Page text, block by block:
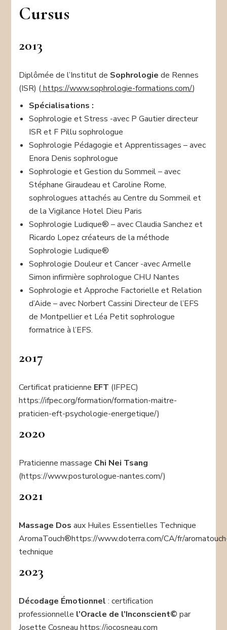
Cursus
2013
Diplômée de l’Institut de Sophrologie de Rennes
(ISR) (https://www.sophrologie-formations.com/)
Spécialisations :
Sophrologie et Stress -avec P Gautier directeur
ISR et F Pillu sophrologue
Sophrologie Pédagogie et Apprentissages – avec
Enora Denis sophrologue
Sophrologie et Gestion du Sommeil – avec
Stéphane Giraudeau et Caroline Rome,
sophrologues attachés au Centre du Sommeil et
de la Vigilance Hotel Dieu Paris
Sophrologie Ludique® – avec Claudia Sanchez et
Ricardo Lopez créateurs de la méthode
Sophrologie Ludique®
Sophrologie Douleur et Cancer -avec Armelle
Simon infirmière sophrologue CHU Nantes
Sophrologie et Approche Factorielle et Relation
d’Aide – avec Norbert Cassini Directeur de l’EFS
de Montpellier et Léa Petit sophrologue
formatrice à l’EFS.
2017
Certificat praticienne EFT (IFPEC)
https://ifpec.org/formation/formation-maitre-
praticien-eft-psychologie-energetique/)
2020
Praticienne massage Chi Nei Tsang
(https://www.posturologue-nantes.com/)
2021
Massage Dos aux Huiles Essentielles Technique
AromaTouch®https://www.doterra.com/CA/fr/
technique
2023
Décodage Émotionnel : certification
professionnelle l’Oracle de l’Inconscient©par
Josette Cosneau https://jocosneau.com